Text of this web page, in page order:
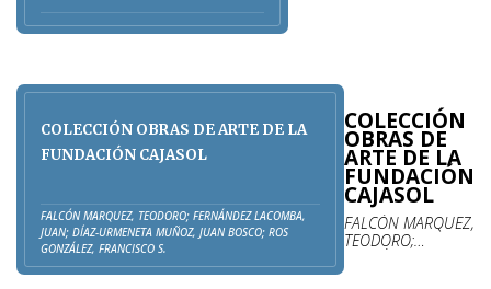
COLECCIÓN OBRAS DE ARTE DE LA
FUNDACIÓN CAJASOL
FALCÓN MARQUEZ, TEODORO; FERNÁNDEZ LACOMBA,
JUAN; DÍAZ-URMENETA MUÑOZ, JUAN BOSCO; ROS
GONZÁLEZ, FRANCISCO S.
COLECCIÓN
OBRAS DE
ARTE DE LA
FUNDACIÓN
CAJASOL
FALCÓN MARQUEZ,
TEODORO;